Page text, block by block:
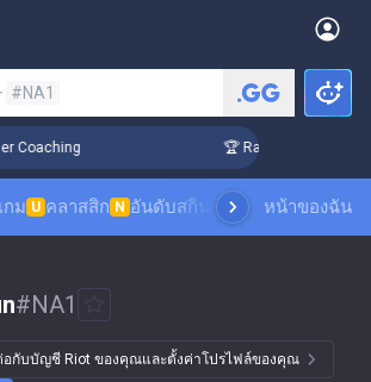
นเนอร์
#NA1
Coaching 🏆 Rank Up in 3 Days!
กม U คลาสสิก N อันดับสกิน อันดับผู้เล่นดูเกมขอ
หน้าของฉัน
#NA1
อกับบัญชี Riot ของคุณและตั้งค่าโปรไฟล์ของคุณ